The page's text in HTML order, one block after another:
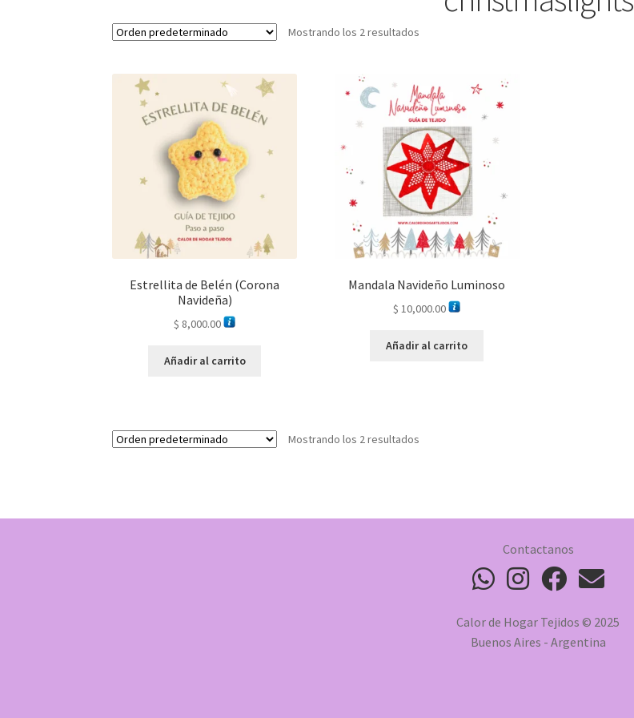
Mostrando los 2 resultados
Estrellita de Belén (Corona
Navideña)
$ 8,000.00
Añadir al carrito
Mandala Navideño Luminoso
$ 10,000.00
Añadir al carrito
Mostrando los 2 resultados
Contactanos
Calor de Hogar Tejidos © 2025
Buenos Aires - Argentina